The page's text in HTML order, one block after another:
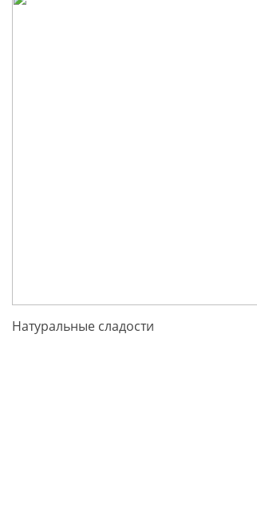
Натуральные сладости